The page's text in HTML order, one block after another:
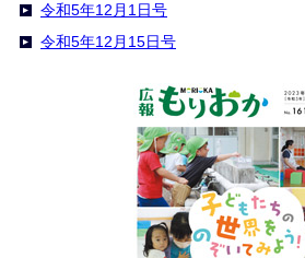
令和5年12月1日号
令和5年12月15日号